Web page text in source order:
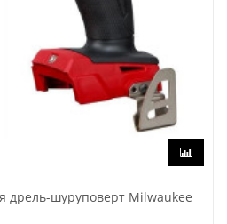
дрель-шуруповерт Milwaukee